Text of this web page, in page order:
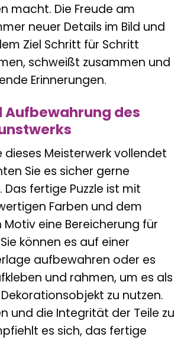
macht. Die Freude am
neuer Details im Bild und
Ziel Schritt für Schritt
schweißt zusammen und
Erinnerungen.
Aufbewahrung des
dieses Meisterwerk vollendet
Sie es sicher gerne
fertige Puzzle ist mit
Farben und dem
eine Bereicherung für
können es auf einer
aufbewahren oder es
und rahmen, um es als
zu nutzen.
und die Integrität der Teile zu
es sich, das fertige